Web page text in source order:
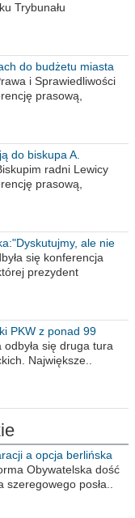
Trybunału
do budżetu miasta
i Sprawiedliwości
prasową,
do biskupa A.
radni Lewicy
prasową,
ale nie
się konferencja
prezydent
PKW z ponad 99
się druga tura
Największe..
a opcja berlińska
Obywatelska dość
szeregowego posła..